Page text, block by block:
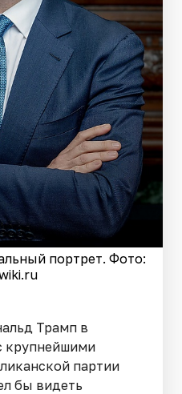
портрет. Фото:
Трамп в
крупнейшими
партии
бы видеть